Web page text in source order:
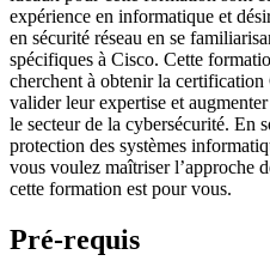
expérience en informatique et
en sécurité réseau en se
spécifiques à Cisco. Cette
cherchent à obtenir la
valider leur expertise et
le secteur de la cybersécurité. En
protection des systèmes
vous voulez maîtriser l’approche
cette formation est pour vous.
Pré-requis